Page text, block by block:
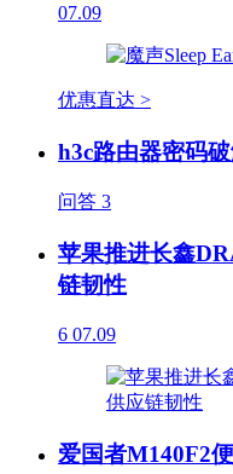
07.09
优惠直达 >
h3c路由器密码
问答 3
苹果推进长鑫
链韧性
6 07.09
爱国者M140F2